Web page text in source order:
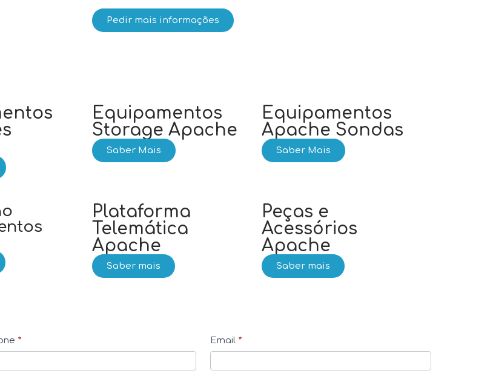
Pedir mais informações
Equipamentos
Storage Apache
Saber Mais
Equipamentos
Apache Sondas
Saber Mais
Plataforma
Telemática
Apache
Saber mais
Peças e
Acessórios
Apache
Saber mais
* Email *